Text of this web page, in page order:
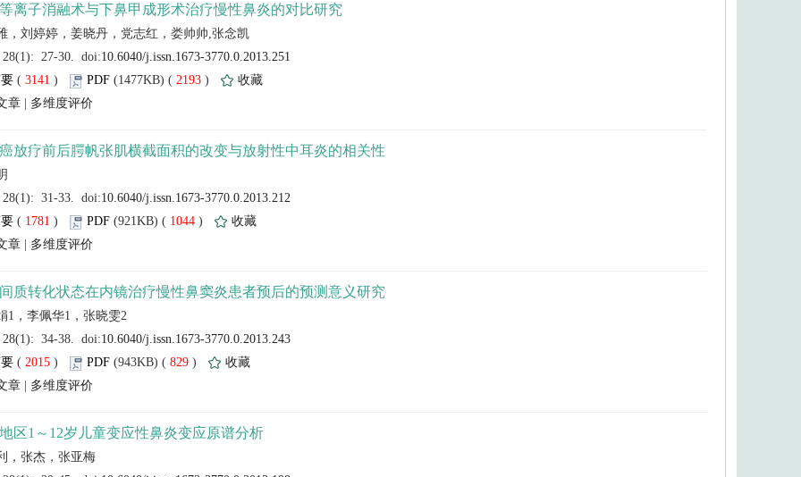
( ) 2193 )
( ) 1044 )
( ) 829 )